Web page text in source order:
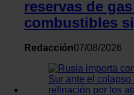
reservas de
combustibles
Redacción07/08/2026